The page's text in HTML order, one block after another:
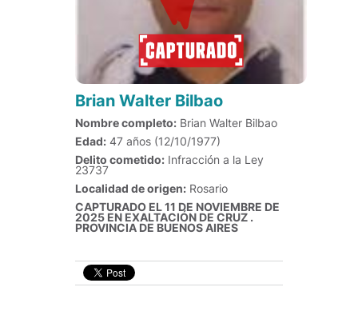
Brian Walter Bilbao
Nombre completo: Brian Walter Bilbao
Edad: 47 años (12/10/1977)
Delito cometido: Infracción a la Ley
23737
Localidad de origen: Rosario
CAPTURADO EL 11 DE NOVIEMBRE DE
2025 EN EXALTACIÓN DE CRUZ .
PROVINCIA DE BUENOS AIRES